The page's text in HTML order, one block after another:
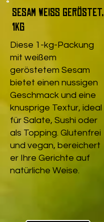
Sesam weiß geröstet,
1kg
Diese 1-kg-Packung
mit weißem
geröstetem Sesam
bietet einen nussigen
Geschmack und eine
knusprige Textur, ideal
für Salate, Sushi oder
als Topping. Glutenfrei
und vegan, bereichert
er Ihre Gerichte auf
natürliche Weise.